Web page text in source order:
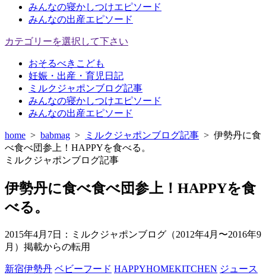
みんなの寝かしつけエピソード
みんなの出産エピソード
カテゴリーを選択して下さい
おそるべきこども
妊娠・出産・育児日記
ミルクジャポンブログ記事
みんなの寝かしつけエピソード
みんなの出産エピソード
home > babmag > ミルクジャポンブログ記事 > 伊勢丹に食
べ食べ団参上！HAPPYを食べる。
ミルクジャポンブログ記事
伊勢丹に食べ食べ団参上！HAPPYを食
べる。
2015年4月7日
：ミルクジャポンブログ（2012年4月〜2016年9
月）掲載からの転用
新宿伊勢丹 ベビーフード HAPPYHOMEKITCHEN ジュース